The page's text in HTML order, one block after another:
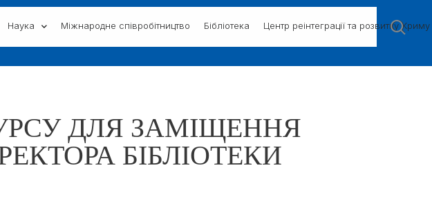
Наука Міжнародне співробітництво Бібліотека Центр реінтеграції та розвитку Криму
ДЛЯ ЗАМІЩЕННЯ
БІБЛІОТЕКИ